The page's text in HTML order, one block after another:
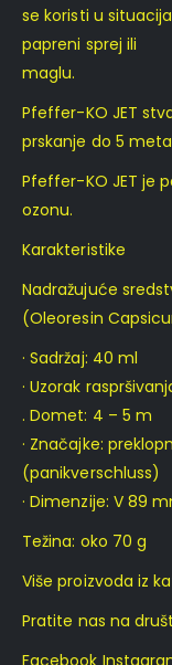
se koristi u
papreni sprej ili
maglu.
Pfeffer-KO JET
prskanje do 5
Pfeffer-KO JET je
ozonu.
Karakteristike
Nadražujuće
(Oleoresin
· Sadržaj: 40 ml
· Uzorak
. Domet: 4 – 5 m
· Značajke:
(panikverschluss)
· Dimenzije: V 89
Težina: oko 70 g
Više proizvoda iz
Pratite nas na
Facebook